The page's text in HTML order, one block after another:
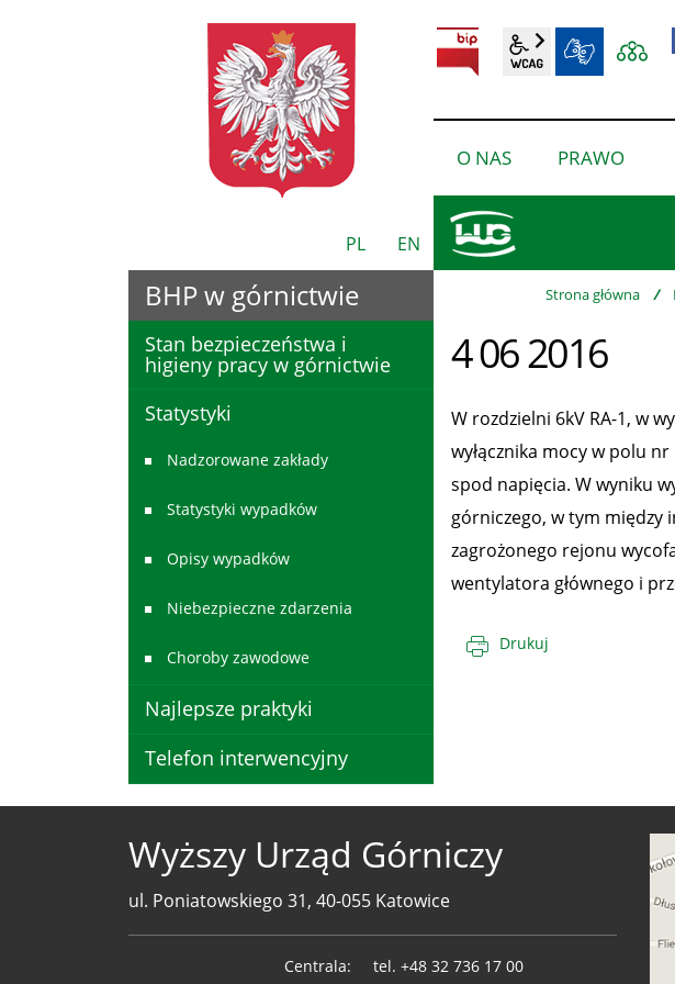
PL EN
BIP wcag2.1
O NAS
pokaż
podmenu
nas”
PRAWO
Strona główna /
4 06 2016
W rozdzielni 6kV RA-1, w
wyłącznika mocy w polu
spod napięcia. W wyniku
górniczego, w tym między
zagrożonego rejonu
wentylatora głównego i
Drukuj
BHP w górnictwie
Stan bezpieczeństwa i
higieny pracy w górnictwie
Statystyki
Nadzorowane zakłady
Statystyki wypadków
Opisy wypadków
Niebezpieczne zdarzenia
Choroby zawodowe
Najlepsze praktyki
Telefon interwencyjny
Wyższy Urząd Górniczy
ul. Poniatowskiego 31, 40-055 Katowice
Centrala: tel. +48 32 736 17 00